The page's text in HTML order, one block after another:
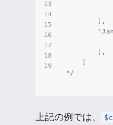
        ],
        ],
*/
上記の例では、